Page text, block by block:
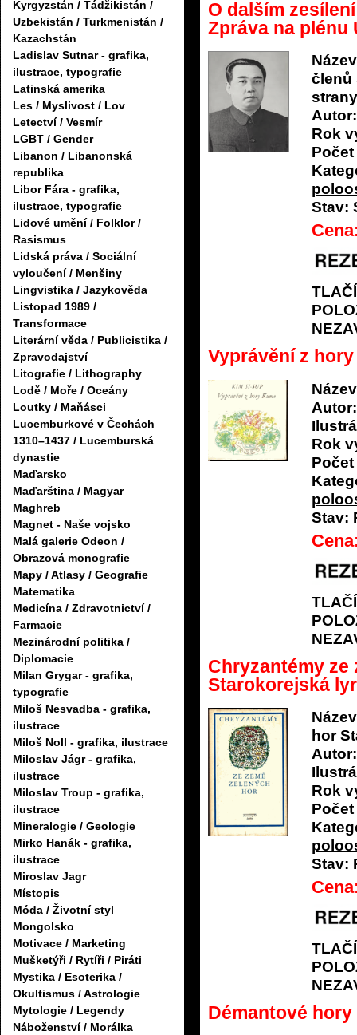
Kyrgyzstán / Tádžikistán /
Uzbekistán / Turkmenistán /
Kazachstán
Ladislav Sutnar - grafika,
ilustrace, typografie
Latinská amerika
Les / Myslivost / Lov
Letectví / Vesmír
LGBT / Gender
Libanon / Libanonská
republika
Libor Fára - grafika,
ilustrace, typografie
Lidové umění / Folklor /
Rasismus
Lidská práva / Sociální
vyloučení / Menšiny
Lingvistika / Jazykověda
Listopad 1989 /
Transformace
Literární věda / Publicistika /
Zpravodajství
Litografie / Lithography
Lodě / Moře / Oceány
Loutky / Maňásci
Lucemburkové v Čechách
1310–1437 / Lucemburská
dynastie
Maďarsko
Maďarština / Magyar
Maghreb
Magnet - Naše vojsko
Malá galerie Odeon /
Obrazová monografie
Mapy / Atlasy / Geografie
Matematika
Medicína / Zdravotnictví /
Farmacie
Mezinárodní politika /
Diplomacie
Milan Grygar - grafika,
typografie
Miloš Nesvadba - grafika,
ilustrace
Miloš Noll - grafika, ilustrace
Miloslav Jágr - grafika,
ilustrace
Miloslav Troup - grafika,
ilustrace
Mineralogie / Geologie
Mirko Hanák - grafika,
ilustrace
Miroslav Jagr
Místopis
Móda / Životní styl
Mongolsko
Motivace / Marketing
Mušketýři / Rytíři / Piráti
Mystika / Esoterika /
Okultismus / Astrologie
Mytologie / Legendy
Náboženství / Morálka
O dalším
Zpráva na plénu
členů
Autor:
Rok
Stav:
Vyprávění z
Autor:
Rok
Stav:
Chryzantémy ze
Starokorejská
hor
Autor:
Rok
Stav:
Démantové